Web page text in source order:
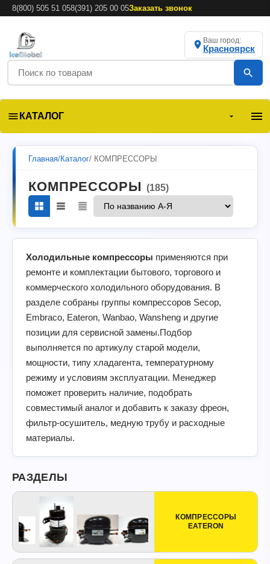
8(800) 505 51 058(391) 205 00 05Заказать звонок
Ваш город:
Красноярск
КАТАЛОГ
Главная/Каталог/ КОМПРЕССОРЫ
КОМПРЕССОРЫ (185)
Холодильные компрессоры применяются при
ремонте и комплектации бытового, торгового и
коммерческого холодильного оборудования. В
разделе собраны группы компрессоров Secop,
Embraco, Eateron, Wanbao, Wansheng и другие
позиции для сервисной замены.Подбор
выполняется по артикулу старой модели,
мощности, типу хладагента, температурному
режиму и условиям эксплуатации. Менеджер
поможет проверить наличие, подобрать
совместимый аналог и добавить к заказу фреон,
фильтр-осушитель, медную трубу и расходные
материалы.
РАЗДЕЛЫ
КОМПРЕССОРЫ
EATERON